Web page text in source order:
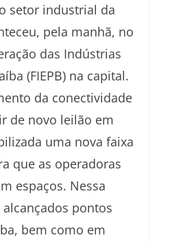
setor industrial da
pela manhã, no
das Indústrias
(FIEPB) na capital.
da conectividade
de novo leilão em
uma nova faixa
que as operadoras
espaços. Nessa
pontos
bem como em